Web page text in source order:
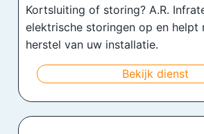
Kortsluiting of storing? A.R.
elektrische storingen op en helpt
herstel van uw installatie.
Bekijk dienst